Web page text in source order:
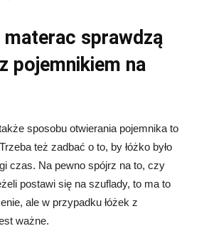
sprawdzą
pojemnikiem na
sposobu otwierania pojemnika to
też zadbać o to, by łóżko było
czas. Na pewno spójrz na to, czy
postawi się na szuflady, to ma to
ale w przypadku łóżek z
ważne.